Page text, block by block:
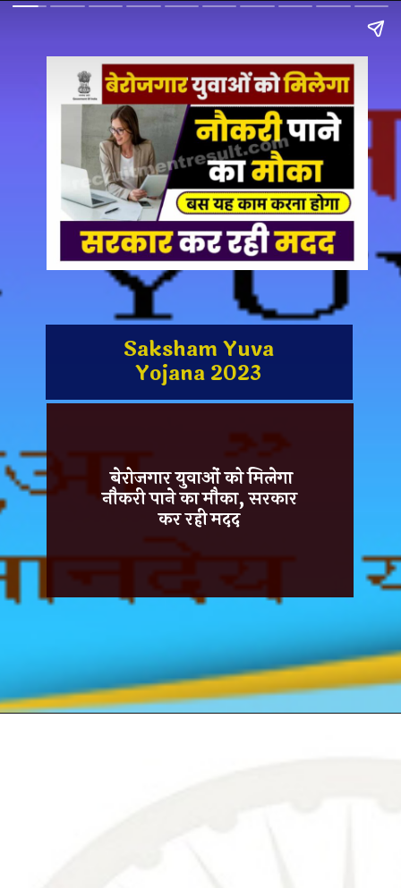
Saksham Yuva
Yojana 2023
बेरोजगार युवाओं को मिलेगा
नौकरी पाने का मौका, सरकार
कर रही मदद